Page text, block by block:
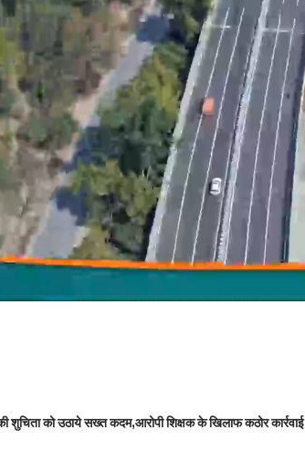
की शुचिता को उठाये सख्त कदम,आरोपी शिक्षक के खिलाफ कठोर कार्रवाई